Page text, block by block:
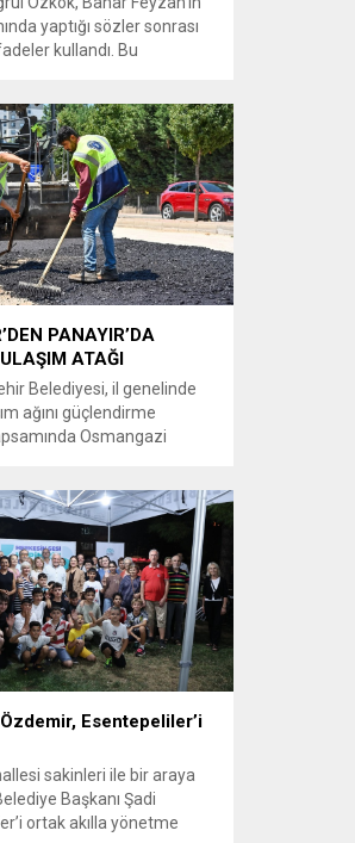
yaptığı sözler sonrası
kullandı. Bu
hakaret’ suçundan
başlatıldı. Özkök,
kapsamında
Adalet Sarayı’na
ifade verdi. İfadesinin
ayrıldığı bildirildi.
ve savunması...
PANAYIR’DA
ATAĞI
Belediyesi, il genelinde
ağını güçlendirme
Osmangazi
BUSKİ Genel
Dairesi Başkanlığı
Osmangazi ilçesine bağlı
3’üncü Pınar
ve üstyapıyı yenileme
sona yaklaştı. Bölgenin en...
Esentepeliler’i
sakinleri ile bir araya
Başkanı Şadi
ortak akılla yönetme